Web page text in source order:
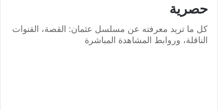
حصرية
كل ما تريد معرفته عن مسلسل عثمان: القصة، القنوات
الناقلة، وروابط المشاهدة المباشرة